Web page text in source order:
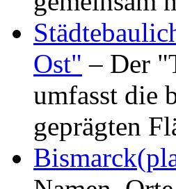
Ost" – Der
umfasst die
geprägten